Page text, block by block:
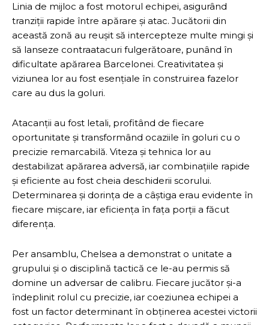
Linia de mijloc a fost motorul echipei, asigurând
tranziții rapide între apărare și atac. Jucătorii din
această zonă au reușit să intercepteze multe mingi și
să lanseze contraatacuri fulgerătoare, punând în
dificultate apărarea Barcelonei. Creativitatea și
viziunea lor au fost esențiale în construirea fazelor
care au dus la goluri.
Atacanții au fost letali, profitând de fiecare
oportunitate și transformând ocaziile în goluri cu o
precizie remarcabilă. Viteza și tehnica lor au
destabilizat apărarea adversă, iar combinațiile rapide
și eficiente au fost cheia deschiderii scorului.
Determinarea și dorința de a câștiga erau evidente în
fiecare mișcare, iar eficiența în fața porții a făcut
diferența.
Per ansamblu, Chelsea a demonstrat o unitate a
grupului și o disciplină tactică ce le-au permis să
domine un adversar de calibru. Fiecare jucător și-a
îndeplinit rolul cu precizie, iar coeziunea echipei a
fost un factor determinant în obținerea acestei victorii